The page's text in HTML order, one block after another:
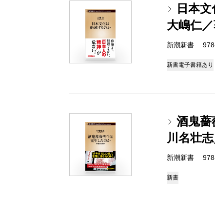
日本
大嶋仁
新潮新書
新書電子書籍あり
酒鬼
川名壮
新潮新書
新書